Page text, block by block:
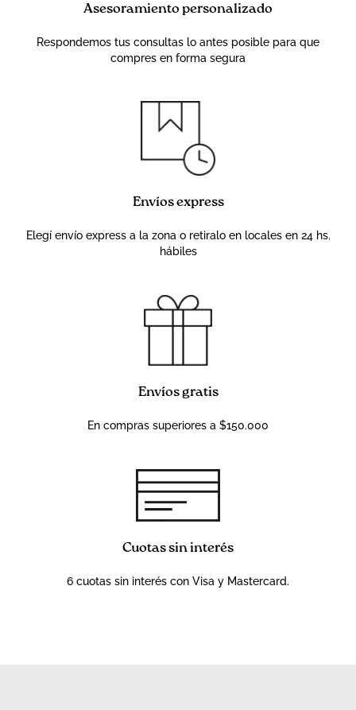
Asesoramiento personalizado
Respondemos tus consultas lo antes posible para que
compres en forma segura
Envíos express
Elegí envío express a la zona o retiralo en locales en 24 hs.
hábiles
Envíos gratis
En compras superiores a $150.000
Cuotas sin interés
6 cuotas sin interés con Visa y Mastercard.